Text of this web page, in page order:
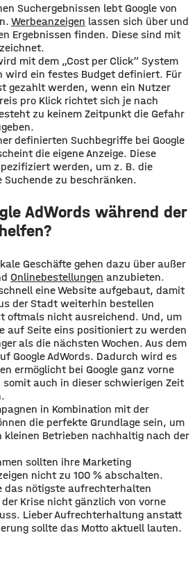
Suchergebnissen lebt Google von
Werbeanzeigen lassen sich über und
Ergebnissen finden. Diese sind mit
mit dem „Cost per Click“ System
wird ein festes Budget definiert. Für
gezahlt werden, wenn ein Nutzer
pro Klick richtet sich je nach
zu keinem Zeitpunkt die Gefahr
definierten Suchbegriffe bei Google
die eigene Anzeige. Diese
werden, um z. B. die
zu beschränken.
AdWords während der
Geschäfte gehen dazu über außer
Onlinebestellungen anzubieten.
eine Website aufgebaut, damit
der Stadt weiterhin bestellen
oftmals nicht ausreichend. Und, um
auf Seite eins positioniert zu werden
als die nächsten Wochen. Aus dem
Google AdWords. Dadurch wird es
ermöglicht bei Google ganz vorne
auch in dieser schwierigen Zeit
in Kombination mit der
die perfekte Grundlage sein, um
kleinen Betrieben nachhaltig nach der
sollten ihre Marketing
nicht zu 100 % abschalten.
das nötigste aufrechterhalten
Krise nicht gänzlich von vorne
Lieber Aufrechterhaltung anstatt
sollte das Motto aktuell lauten.